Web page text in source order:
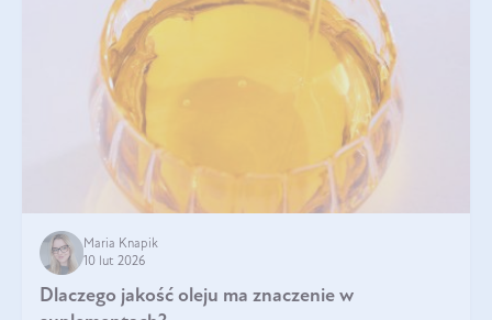
Maria Knapik
10 lut 2026
Dlaczego jakość oleju ma znaczenie w